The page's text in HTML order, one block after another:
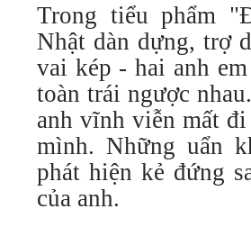
Trong tiểu phẩm
Nhật dàn dựng, trợ
vai kép - hai anh
toàn trái ngược
anh vĩnh viễn mất
mình. Những uẩn
phát hiện kẻ đứng
của anh.